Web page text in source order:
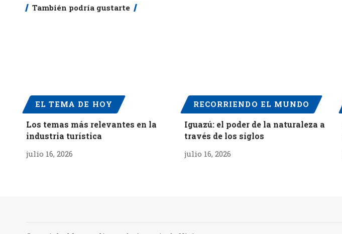
También podría gustarte
EL TEMA DE HOY
Los temas más relevantes en la
industria turística
julio 16, 2026
RECORRIENDO EL MUNDO
Iguazú: el poder de la naturaleza a
través de los siglos
julio 16, 2026